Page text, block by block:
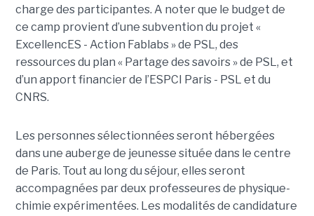
charge des participantes. A noter que le budget de
ce camp provient d’une subvention du projet «
ExcellencES - Action Fablabs » de PSL, des
ressources du plan « Partage des savoirs » de PSL, et
d’un apport financier de l’ESPCI Paris - PSL et du
CNRS.
Les personnes sélectionnées seront hébergées
dans une auberge de jeunesse située dans le centre
de Paris. Tout au long du séjour, elles seront
accompagnées par deux professeures de physique-
chimie expérimentées. Les modalités de candidature